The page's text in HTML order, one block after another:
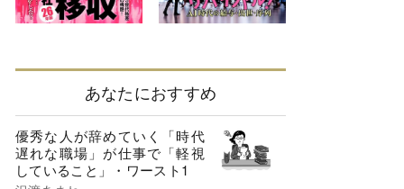
あなたにおすすめ
優秀な人が辞めていく「時代
遅れな職場」が仕事で「軽視
していること」・ワースト1